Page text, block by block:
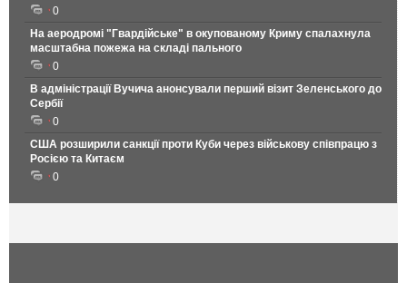
0
На аеродромі "Гвардійське" в окупованому Криму спалахнула
масштабна пожежа на складі пального
0
В адміністрації Вучича анонсували перший візит Зеленського до
Сербії
0
США розширили санкції проти Куби через військову співпрацю з
Росією та Китаєм
0